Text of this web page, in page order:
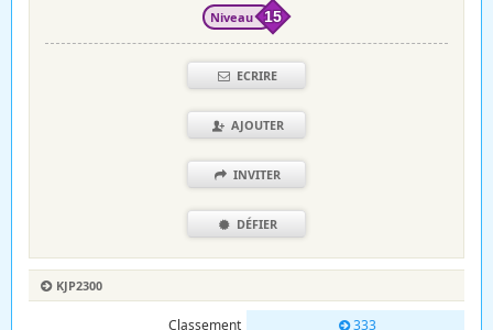
Niveau 15
ECRIRE
AJOUTER
INVITER
DÉFIER
KJP2300
Classement 333